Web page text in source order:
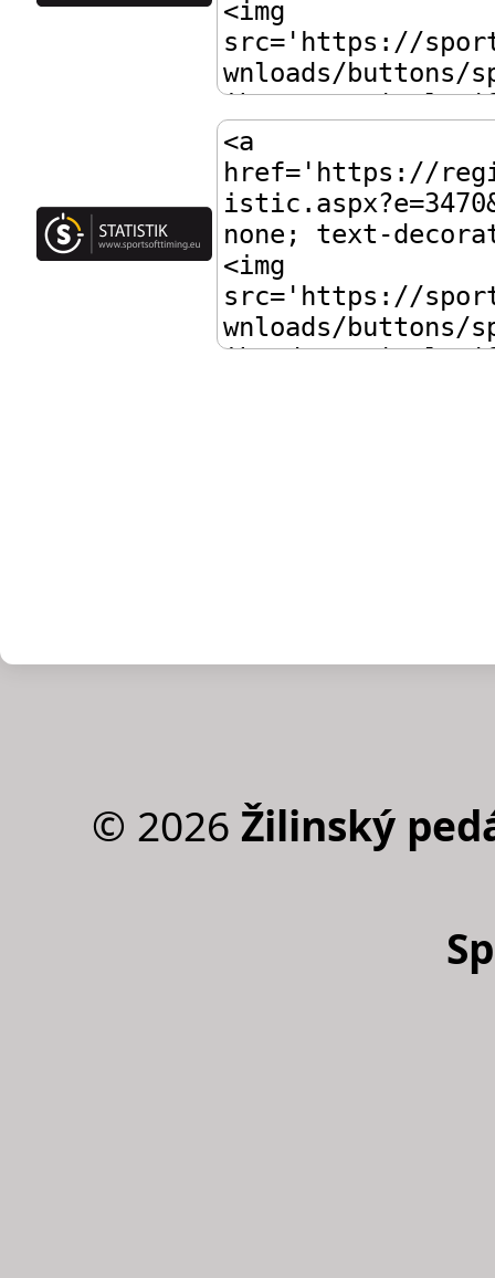
© 2026 Žilinský